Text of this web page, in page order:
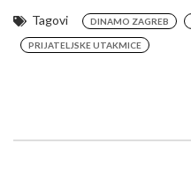
Tagovi DINAMO ZAGREB
PRIJATELJSKE UTAKMICE